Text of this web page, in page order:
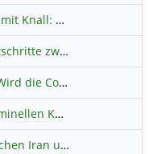
Gold beendet Handelswoche mit Knall: Barrick Mining – Ist diese Aktie wieder ein Kauf?
Ölpreise fallen deutlich - Fortschritte zwischen USA und Iran belasten
Übernahmekampf eskaliert: Wird die Commerzbank italienisch?
Wachsendes Problem mit kriminellen Kunden im Online-Handel
ROUNDUP 2: Gespräche zwischen Iran und USA starten - Vance optimistisch